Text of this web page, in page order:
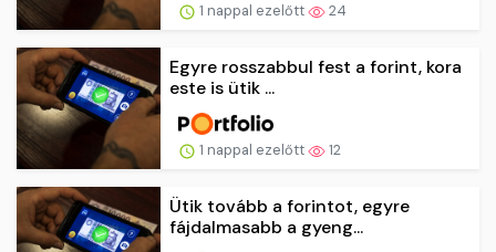
1 nappal ezelőtt 24
Egyre rosszabbul fest a forint, kora
este is ütik ...
1 nappal ezelőtt 12
Ütik tovább a forintot, egyre
fájdalmasabb a gyeng...